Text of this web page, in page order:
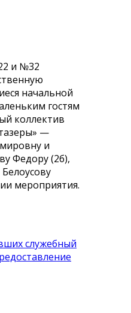
и №32
начальной
гостям
коллектив
—
и
Федору (2б),
мероприятия.
служебный